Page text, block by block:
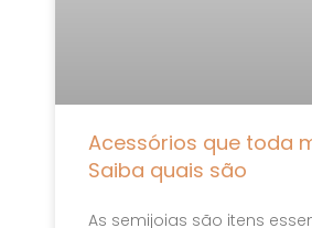
Acessórios que toda
Saiba quais são
As semijoias são itens